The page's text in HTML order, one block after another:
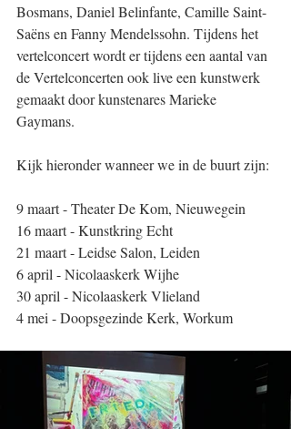
Bosmans, Daniel Belinfante, Camille Saint-
Saëns en Fanny Mendelssohn. Tijdens het
vertelconcert wordt er tijdens een aantal van
de Vertelconcerten ook live een kunstwerk
gemaakt door kunstenares Marieke
Gaymans.
Kijk hieronder wanneer we in de buurt zijn:
9 maart - Theater De Kom, Nieuwegein
16 maart - Kunstkring Echt
21 maart - Leidse Salon, Leiden
6 april - Nicolaaskerk Wijhe
30 april - Nicolaaskerk Vlieland
4 mei - Doopsgezinde Kerk, Workum